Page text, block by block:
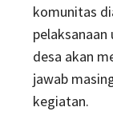
komunitas
desa akan
jawab
kegiatan.